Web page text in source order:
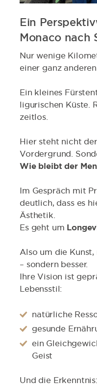
Ein
Monaco nach
Nur wenige
einer ganz
Ein kleines
ligurischen Küste.
zeitlos.
Hier steht nicht
Vordergrund.
Wie bleibt der
Im Gespräch mit
deutlich, dass es
Ästhetik.
Es geht um
Also um die
– sondern besser.
Ihre Vision ist
Lebensstil:
natürliche
gesunde
ein
Geist
Und die Erkenntnis: